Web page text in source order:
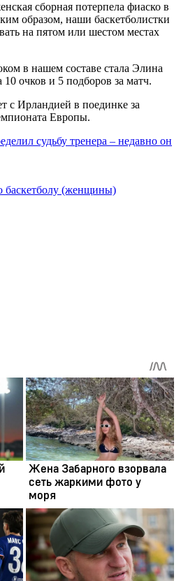
сборная потерпела фиаско в
образом, наши баскетболистки
на пятом или шестом местах
в нашем составе стала Элина
10 очков и 5 подборов за матч.
с Ирландией в поединке за
Европы.
судьбу тренера – недавно он
баскетболу (женщины)